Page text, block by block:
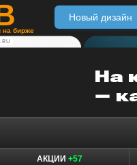
на бирже
Новый дизайн
АКЦИИ +57